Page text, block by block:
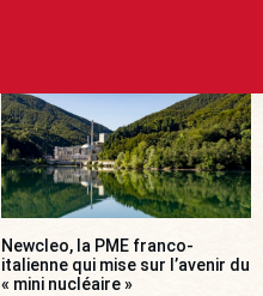
Newcleo, la PME franco-
italienne qui mise sur l’avenir du
« mini nucléaire »